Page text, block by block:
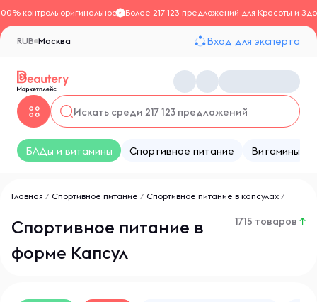
контроль оригинальностиБолее 217 123 предложений для Красоты и
Москва
RUB Вход для эксперта
БАДы и витамины Спортивное питание Витамины
Главная / Спортивное питание / Спортивное питание в капсулах /
Спортивное питание в
форме Капсул
1715 товаров ↑